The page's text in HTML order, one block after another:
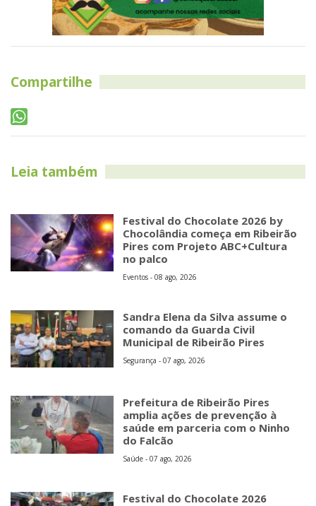
Compartilhe
Leia também
Festival do Chocolate 2026 by
Chocolândia começa em Ribeirão
Pires com Projeto ABC+Cultura
no palco
Eventos - 08 ago, 2026
Sandra Elena da Silva assume o
comando da Guarda Civil
Municipal de Ribeirão Pires
Segurança - 07 ago, 2026
Prefeitura de Ribeirão Pires
amplia ações de prevenção à
saúde em parceria com o Ninho
do Falcão
Saúde - 07 ago, 2026
Festival do Chocolate 2026